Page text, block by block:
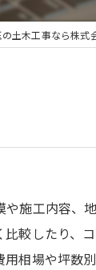
土木工事なら株式
施工内容
較したり、
相場や坪数